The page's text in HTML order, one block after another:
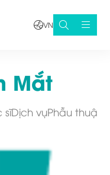
VN
Mắt
sĩDịch vụPhẫu thuật